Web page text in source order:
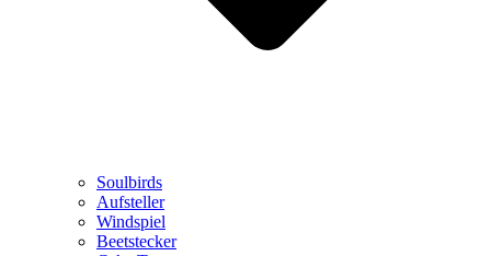
Soulbirds
Aufsteller
Windspiel
Beetstecker